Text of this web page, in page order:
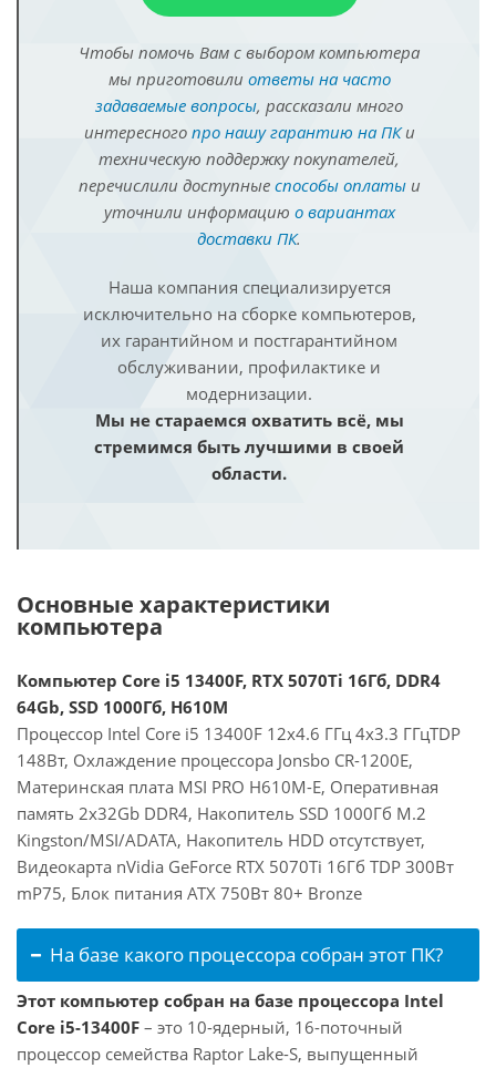
Чтобы помочь Вам с выбором компьютера
мы приготовили ответы на часто
задаваемые вопросы, рассказали много
интересного про нашу гарантию на ПКи
техническую поддержку покупателей,
перечислили доступные способы оплатыи
уточнили информацию о вариантах
доставки ПК.
Наша компания специализируется
исключительно на сборке компьютеров,
их гарантийном и постгарантийном
обслуживании, профилактике и
модернизации.
Мы не стараемся охватить всё, мы
стремимся быть лучшими в своей
области.
Основные характеристики
компьютера
Компьютер Core i5 13400F, RTX 5070Ti 16Гб, DDR4
64Gb, SSD 1000Гб, H610M
Процессор Intel Core i5 13400F 12x4.6 ГГц 4x3.3 ГГцTDP
148Вт, Охлаждение процессора Jonsbo CR-1200E,
Материнская плата MSI PRO H610M-E, Оперативная
память 2x32Gb DDR4, Накопитель SSD 1000Гб M.2
Kingston/MSI/ADATA, Накопитель HDD отсутствует,
Видеокарта nVidia GeForce RTX 5070Ti 16Гб TDP 300Вт
mP75, Блок питания ATX 750Вт 80+ Bronze
На базе какого процессора собран этот ПК?
Этот компьютер собран на базе процессора Intel
Core i5-13400F – это 10-ядерный, 16-поточный
процессор семейства Raptor Lake-S, выпущенный